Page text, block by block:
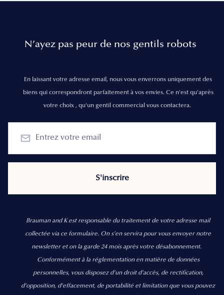
N’ayez pas peur de nos gentils robots
En laissant votre adresse email, nous vous enverrons uniquement des
biens qui correspondront parfaitement à vos envies. Ce n'est qu'après
votre choix , qu'un gentil commercial vous contactera.
Brauman and K est responsable du traitement de votre adresse mail
collectée via ce formulaire. On s’en servira pour vous envoyer notre
newsletter et on la garde 24 mois après votre désabonnement.
Conformément à la réglementation en matière de données
personnelles, vous disposez d'un droit d'accès, de rectification,
d’opposition, d’effacement, de portabilité et limitation que vous pouvez